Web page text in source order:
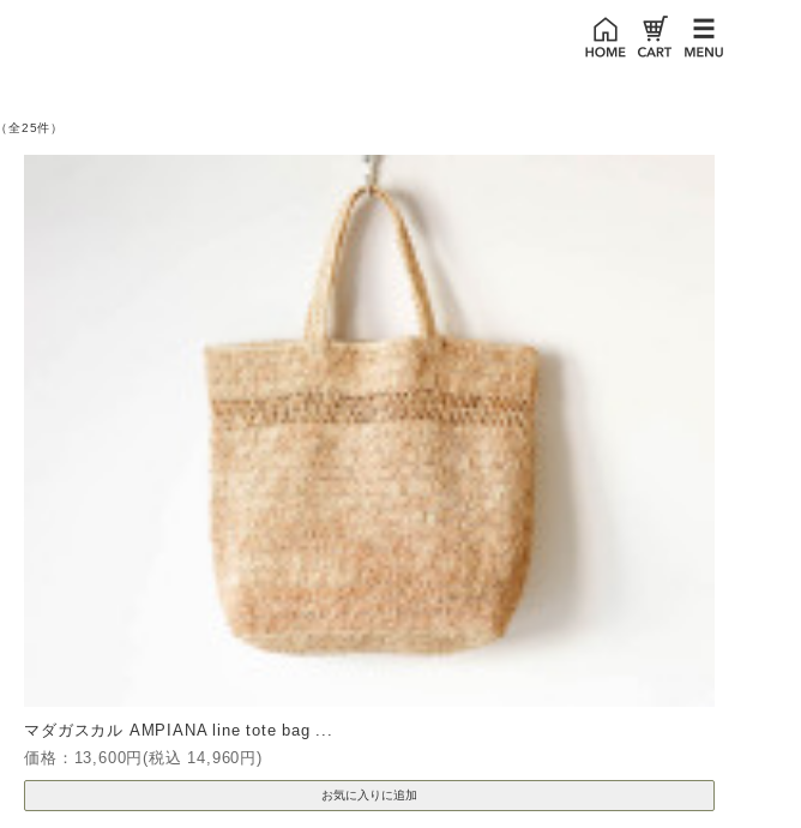
（全25件）
マダガスカル AMPIANA line tote bag ...
価格：13,600円(税込 14,960円)